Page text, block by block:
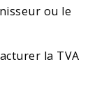
ou le
la TVA